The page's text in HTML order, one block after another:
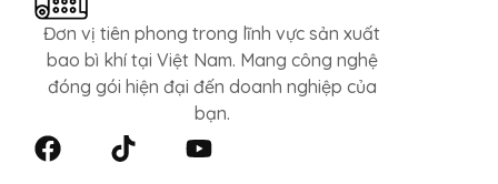
Đơn vị tiên phong trong lĩnh vực sản xuất
bao bì khí tại Việt Nam. Mang công nghệ
đóng gói hiện đại đến doanh nghiệp của
bạn.